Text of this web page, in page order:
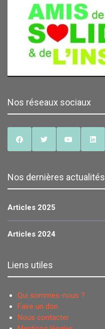
Nos réseaux sociaux
Nos dernières actualités
Articles 2025
Articles 2024
Liens utiles
Qui sommes-nous ?
Faire un don
Nous contacter